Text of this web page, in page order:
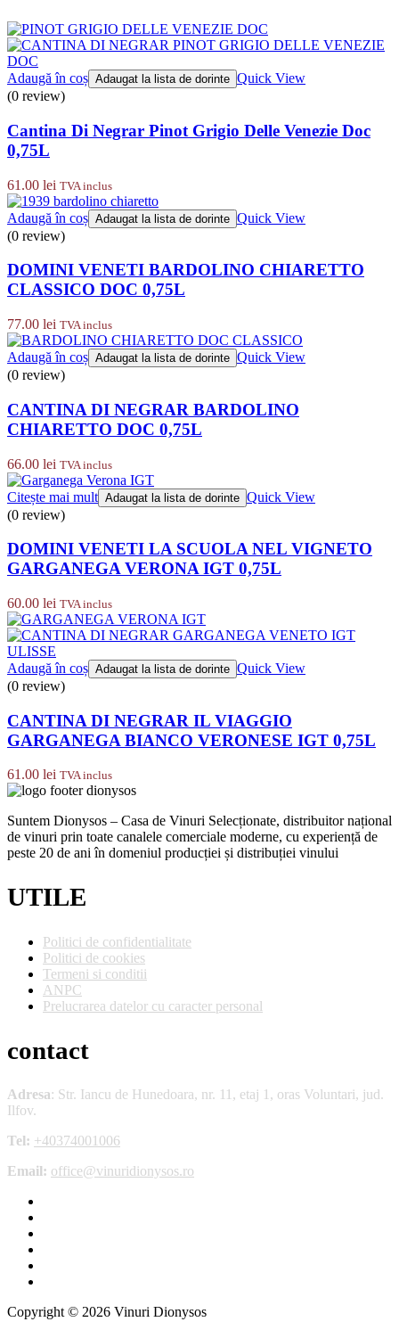
Adaugă în coș Adaugat la lista de dorinte Quick View
(0 review)
Cantina Di Negrar Pinot Grigio Delle Venezie Doc
0,75L
61.00 lei TVA inclus
Adaugă în coș Adaugat la lista de dorinte Quick View
(0 review)
DOMINI VENETI BARDOLINO CHIARETTO
CLASSICO DOC 0,75L
77.00 lei TVA inclus
Adaugă în coș Adaugat la lista de dorinte Quick View
(0 review)
CANTINA DI NEGRAR BARDOLINO
CHIARETTO DOC 0,75L
66.00 lei TVA inclus
Citește mai mult Adaugat la lista de dorinte Quick View
(0 review)
DOMINI VENETI LA SCUOLA NEL VIGNETO
GARGANEGA VERONA IGT 0,75L
60.00 lei TVA inclus
Adaugă în coș Adaugat la lista de dorinte Quick View
(0 review)
CANTINA DI NEGRAR IL VIAGGIO
GARGANEGA BIANCO VERONESE IGT 0,75L
61.00 lei TVA inclus
Suntem Dionysos – Casa de Vinuri Selecționate, distribuitor național
de vinuri prin toate canalele comerciale moderne, cu experiență de
peste 20 de ani în domeniul producției și distribuției vinului
UTILE
Politici de confidentialitate
Politici de cookies
Termeni si conditii
ANPC
Prelucrarea datelor cu caracter personal
contact
Adresa: Str. Iancu de Hunedoara, nr. 11, etaj 1, oras Voluntari, jud.
Ilfov.
Tel: +40374001006
Email: office@vinuridionysos.ro
Copyright © 2026 Vinuri Dionysos